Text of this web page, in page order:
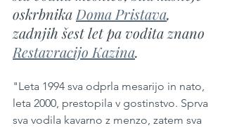
oskrbnika Doma Pristava,
zadnjih šest let pa vodita znano
Restavracijo Kazina.
"Leta 1994 sva odprla mesarijo in nato,
leta 2000, prestopila v gostinstvo. Sprva
sva vodila kavarno z menzo, zatem sva